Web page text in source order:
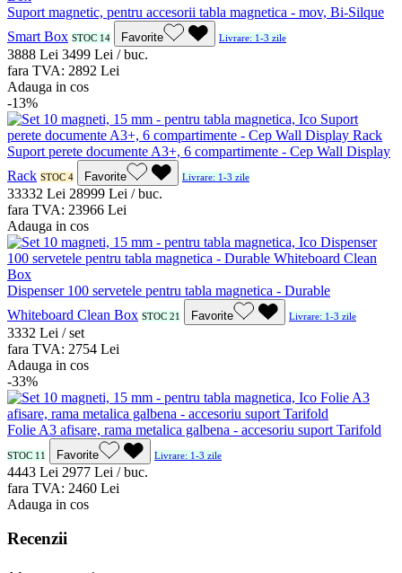
Suport magnetic, pentru accesorii tabla magnetica - mov, Bi-Silque
Smart Box STOC 14 Favorite Livrare: 1-3 zile
3888 Lei 3499 Lei / buc.
fara TVA: 2892 Lei
Adauga in cos
-13%
Suport perete documente A3+, 6 compartimente - Cep Wall Display
Rack STOC 4 Favorite Livrare: 1-3 zile
33332 Lei 28999 Lei / buc.
fara TVA: 23966 Lei
Adauga in cos
Dispenser 100 servetele pentru tabla magnetica - Durable
Whiteboard Clean Box STOC 21 Favorite Livrare: 1-3 zile
3332 Lei / set
fara TVA: 2754 Lei
Adauga in cos
-33%
Folie A3 afisare, rama metalica galbena - accesoriu suport Tarifold
STOC 11 Favorite Livrare: 1-3 zile
4443 Lei 2977 Lei / buc.
fara TVA: 2460 Lei
Adauga in cos
Recenzii